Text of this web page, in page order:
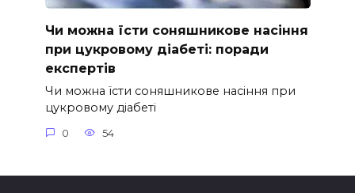
Чи можна їсти соняшникове насіння
при цукровому діабеті: поради
експертів
Чи можна їсти соняшникове насіння при
цукровому діабеті
0 54